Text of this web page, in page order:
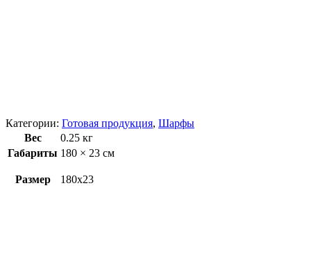
Категории: Готовая продукция, Шарфы
Вес
0.25 кг
Габариты 180 × 23 см
Размер 180х23